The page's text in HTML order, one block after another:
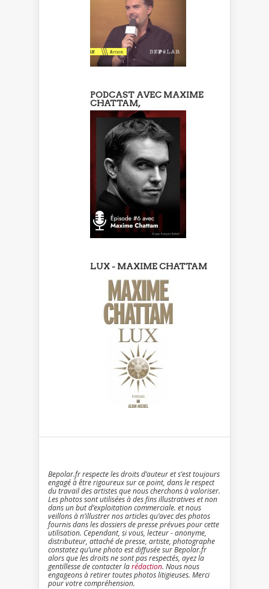
PODCAST AVEC MAXIME
CHATTAM,
LUX - MAXIME CHATTAM
Bepolar.fr respecte les droits d’auteur et s’est toujours
engagé à être rigoureux sur ce point, dans le respect
du travail des artistes que nous cherchons à valoriser.
Les photos sont utilisées à des fins illustratives et non
dans un but d’exploitation commerciale. et nous
veillons à n’illustrer nos articles qu’avec des photos
fournis dans les dossiers de presse prévues pour cette
utilisation. Cependant, si vous, lecteur - anonyme,
distributeur, attaché de presse, artiste, photographe
constatez qu’une photo est diffusée sur Bepolar.fr
alors que les droits ne sont pas respectés, ayez la
gentillesse de contacter larédaction. Nous nous
engageons à retirer toutes photos litigieuses. Merci
pour votre compréhension.